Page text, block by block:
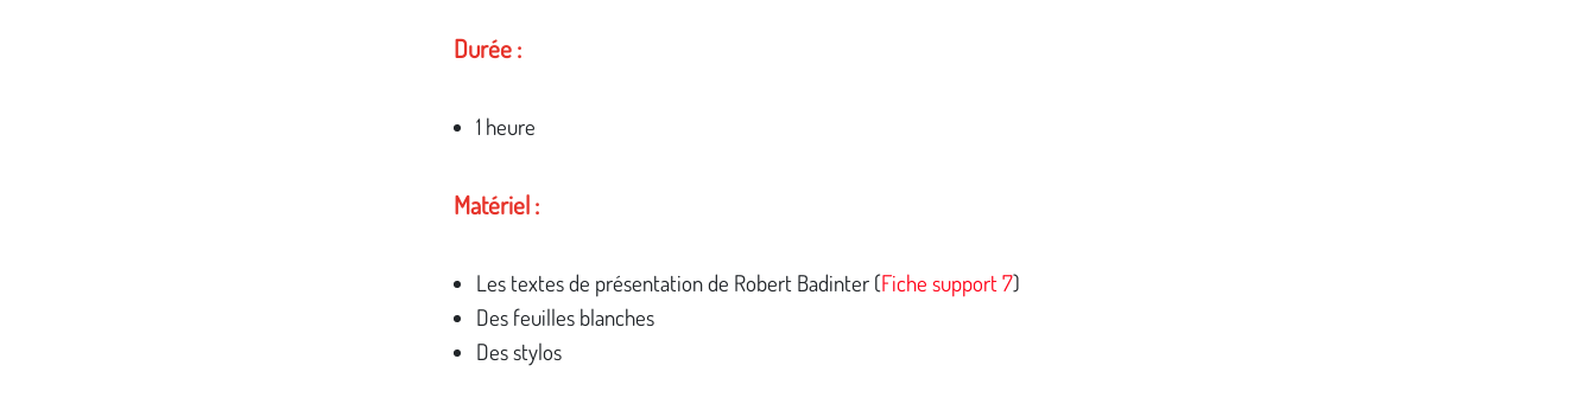
Durée :
1 heure
Matériel :
Les textes de présentation de Robert Badinter (Fiche support 7)
Des feuilles blanches
Des stylos